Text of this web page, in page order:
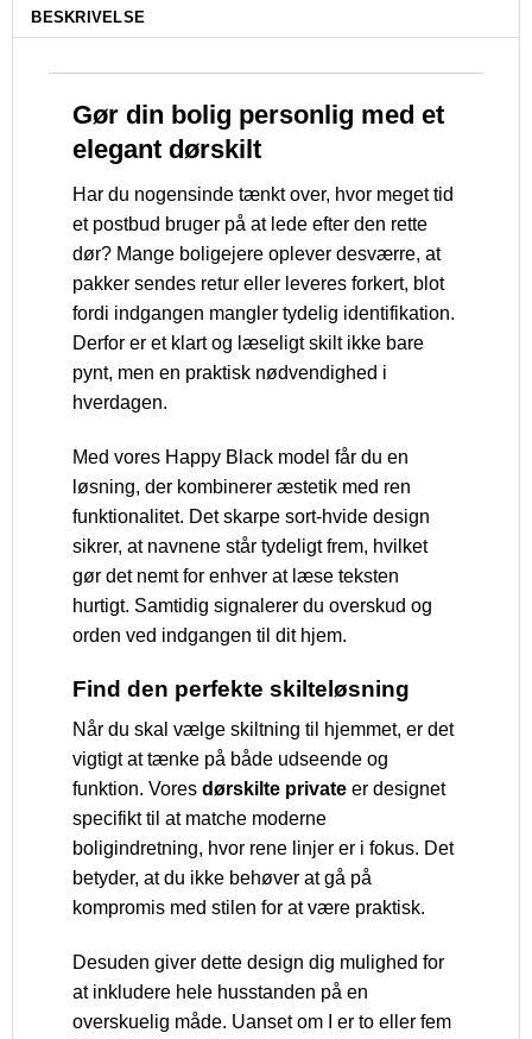
BESKRIVELSE
Gør din bolig personlig med et
elegant dørskilt
Har du nogensinde tænkt over, hvor meget tid
et postbud bruger på at lede efter den rette
dør? Mange boligejere oplever desværre, at
pakker sendes retur eller leveres forkert, blot
fordi indgangen mangler tydelig identifikation.
Derfor er et klart og læseligt skilt ikke bare
pynt, men en praktisk nødvendighed i
hverdagen.
Med vores Happy Black model får du en
løsning, der kombinerer æstetik med ren
funktionalitet. Det skarpe sort-hvide design
sikrer, at navnene står tydeligt frem, hvilket
gør det nemt for enhver at læse teksten
hurtigt. Samtidig signalerer du overskud og
orden ved indgangen til dit hjem.
Find den perfekte skilteløsning
Når du skal vælge skiltning til hjemmet, er det
vigtigt at tænke på både udseende og
funktion. Vores dørskilte private er designet
specifikt til at matche moderne
boligindretning, hvor rene linjer er i fokus. Det
betyder, at du ikke behøver at gå på
kompromis med stilen for at være praktisk.
Desuden giver dette design dig mulighed for
at inkludere hele husstanden på en
overskuelig måde. Uanset om I er to eller fem